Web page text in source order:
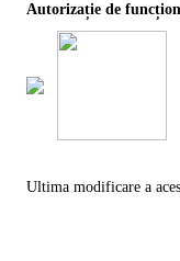
Autorizație de
Ultima modificare a